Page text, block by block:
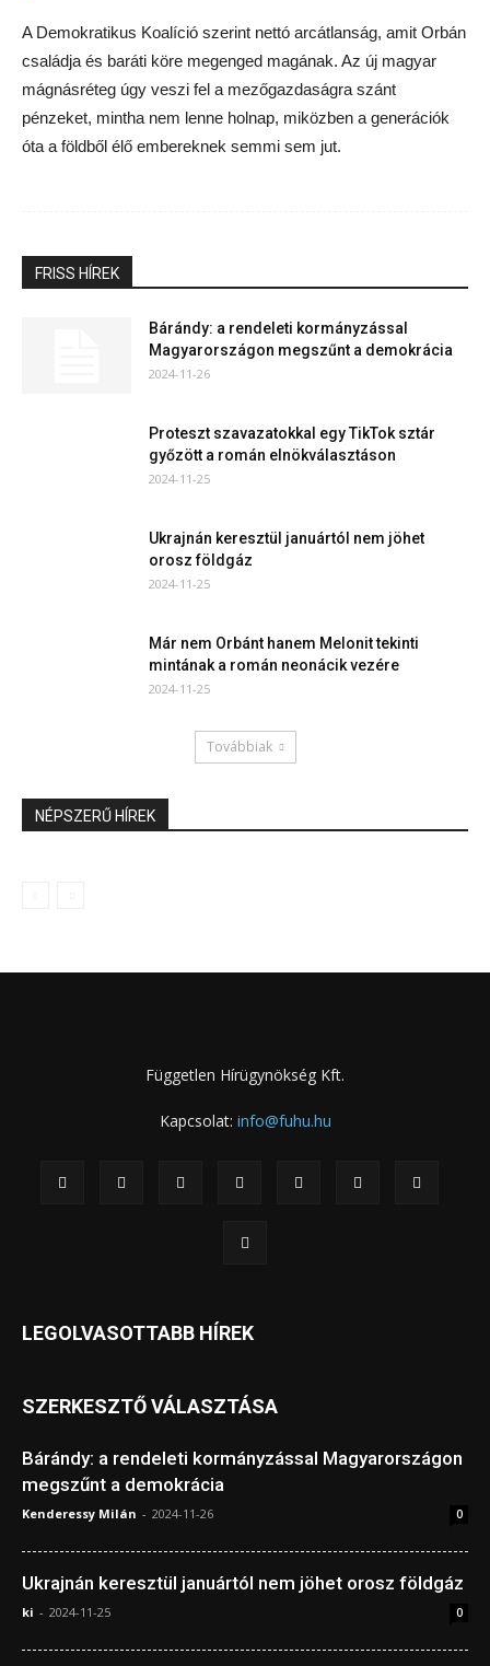
A Demokratikus Koalíció szerint nettó arcátlanság, amit Orbán
családja és baráti köre megenged magának. Az új magyar
mágnásréteg úgy veszi fel a mezőgazdaságra szánt
pénzeket, mintha nem lenne holnap, miközben a generációk
óta a földből élő embereknek semmi sem jut.
FRISS HÍREK
Bárándy: a rendeleti kormányzással
Magyarországon megszűnt a demokrácia
2024-11-26
Proteszt szavazatokkal egy TikTok sztár
győzött a román elnökválasztáson
2024-11-25
Ukrajnán keresztül januártól nem jöhet
orosz földgáz
2024-11-25
Már nem Orbánt hanem Melonit tekinti
mintának a román neonácik vezére
2024-11-25
Továbbiak
NÉPSZERŰ HÍREK
Független Hírügynökség Kft.
Kapcsolat: info@fuhu.hu
LEGOLVASOTTABB HÍREK
SZERKESZTŐ VÁLASZTÁSA
Bárándy: a rendeleti kormányzással Magyarországon
megszűnt a demokrácia
Kenderessy Milán - 2024-11-26 0
Ukrajnán keresztül januártól nem jöhet orosz földgáz
ki - 2024-11-25 0